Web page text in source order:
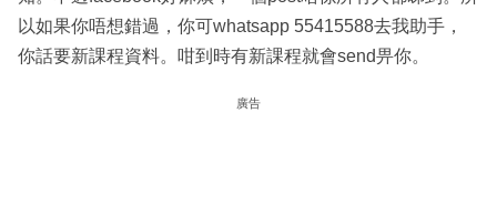
以如果你唔想錯過，你可whatsapp 55415588去我助手，
你話要新課程資料。咁到時有新課程就會send畀你。
廣告